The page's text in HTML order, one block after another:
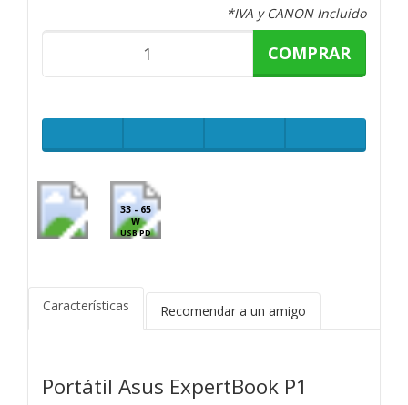
*IVA y CANON Incluido
COMPRAR
33 - 65
W
USB PD
Características Recomendar a un amigo
Portátil Asus ExpertBook P1